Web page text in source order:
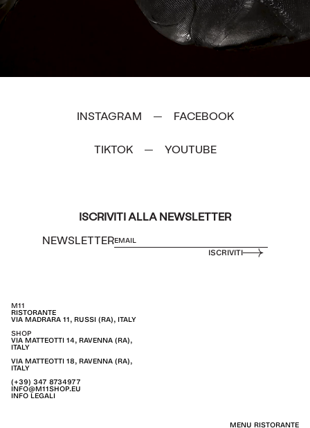
INSTAGRAM — FACEBOOK
TIKTOK — YOUTUBE
ISCRIVITI ALLA NEWSLETTER
NEWSLETTER
ISCRIVITI
M11
RISTORANTE
VIA MADRARA 11, RUSSI (RA), ITALY
SHOP
VIA MATTEOTTI 14, RAVENNA (RA),
ITALY
VIA MATTEOTTI 18, RAVENNA (RA),
ITALY
(+39) 347 8734977
INFO@M11SHOP.EU
INFO LEGALI
MENU RISTORANTE